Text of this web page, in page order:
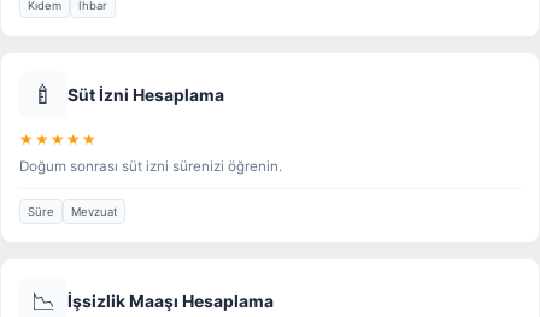
Kıdem İhbar
🍼 Süt İzni Hesaplama
★★★★★
Doğum sonrası süt izni sürenizi öğrenin.
Süre Mevzuat
📉 İşsizlik Maaşı Hesaplama